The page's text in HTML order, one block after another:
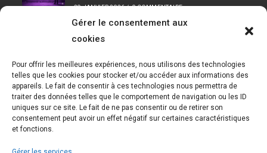
Gérer le consentement aux
cookies
Pour offrir les meilleures expériences, nous utilisons des technologies
telles que les cookies pour stocker et/ou accéder aux informations des
appareils. Le fait de consentir à ces technologies nous permettra de
traiter des données telles que le comportement de navigation ou les ID
uniques sur ce site. Le fait de ne pas consentir ou de retirer son
consentement peut avoir un effet négatif sur certaines caractéristiques
et fonctions.
29 JANVIER 2026 / 0 COMMENTAIRE
Infos De Contact
D36, 91190 Saclay Bât 534
Téléphone :
01 69 08 30 04